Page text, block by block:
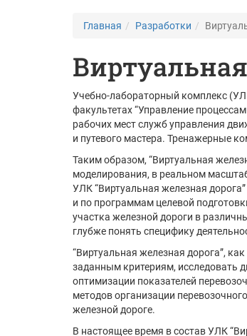
Главная Разработки
Учебно-лабораторный комплекс
факультетах “Управление
рабочих мест служб управления
и путевого мастера. Тренажерные
Таким образом, “Виртуальная
моделирования, в реальном
УЛК “Виртуальная железная
и по программам целевой
участка железной дороги в
глубже понять специфику
“Виртуальная железная дорога”,
заданным критериям, исследовать
оптимизации показателей
методов организации
железной дороге.
В настоящее время в состав УЛК